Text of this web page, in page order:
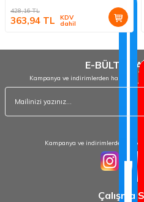
428,16TL
363,94 TL KDV
dahil
E-BÜLTEN
Kampanya ve indirimlerden haberdar
Kampanya ve indirimlerden
Çalışma